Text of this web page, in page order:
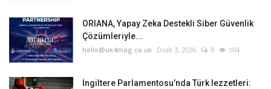
ORIANA, Yapay Zeka Destekli Siber Güvenlik
Çözümleriyle...
hello@uk4mag.co.uk Ocak 3, 2026 0 104
İngiltere Parlamentosu’nda Türk lezzetleri: